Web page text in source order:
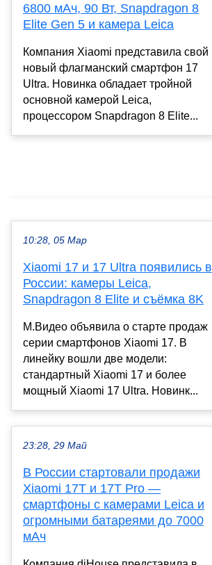
6800 мАч, 90 Вт, Snapdragon 8
Elite Gen 5 и камера Leica
Компания Xiaomi представила свой
новый флагманский смартфон 17
Ultra. Новинка обладает тройной
основной камерой Leica,
процессором Snapdragon 8 Elite...
10:28, 05 Мар
Xiaomi 17 и 17 Ultra появились в
России: камеры Leica,
Snapdragon 8 Elite и съёмка 8K
М.Видео объявила о старте продаж
серии смартфонов Xiaomi 17. В
линейку вошли две модели:
стандартный Xiaomi 17 и более
мощный Xiaomi 17 Ultra. Новинк...
23:28, 29 Май
В России стартовали продажи
Xiaomi 17T и 17T Pro —
смартфоны с камерами Leica и
огромными батареями до 7000
мАч